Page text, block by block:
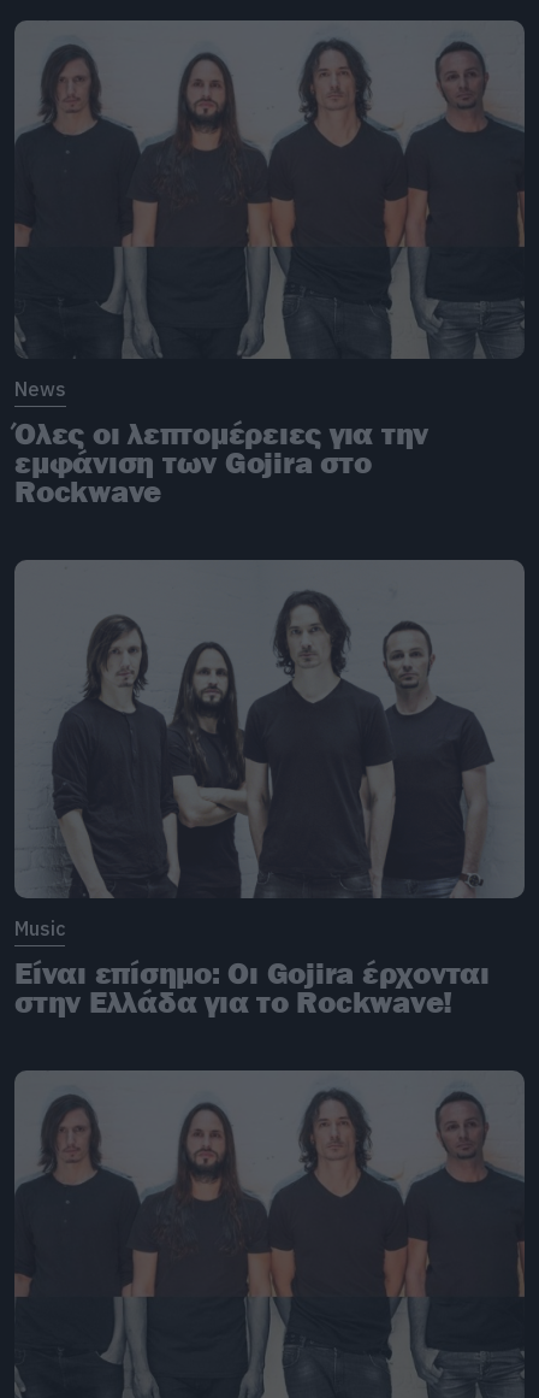
News
Όλες οι λεπτομέρειες για την
εμφάνιση των Gojira στο
Rockwave
Music
Είναι επίσημο: Οι Gojira έρχονται
στην Ελλάδα για το Rockwave!